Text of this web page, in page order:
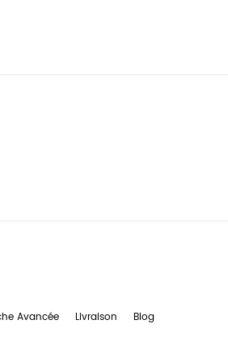
Avancée Livraison Blog